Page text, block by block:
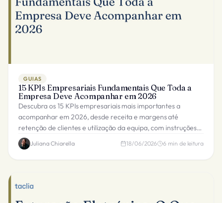
GUIAS
15 KPIs Empresariais Fundamentais Que Toda a
Empresa Deve Acompanhar em 2026
Descubra os 15 KPIs empresariais mais importantes a
acompanhar em 2026, desde receita e margens até
retenção de clientes e utilização da equipa, com instruções
para construir um painel.
Juliana Chiarella 18/06/2026 6 min de leitura